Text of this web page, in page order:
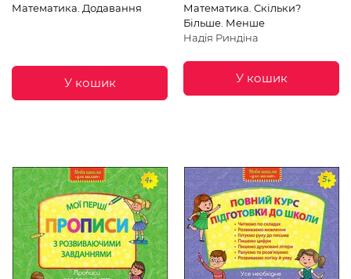
Математика. Додавання
У кошик
Математика. Скільки?
Більше. Менше
Надія Риндіна
У кошик